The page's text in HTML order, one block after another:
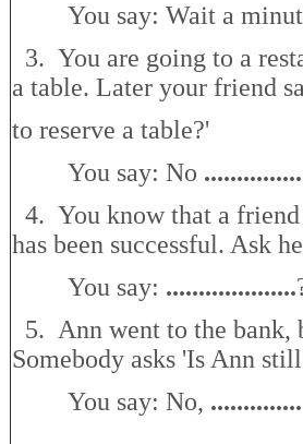
You say: Wait a
3. You are going to a
a table. Later your friend
to reserve a table?'
You say: No ..
4. You know that a
has been successful. Ask
You say: ....................
5. Ann went to the bank,
Somebody asks 'Is Ann
You say: No, ..